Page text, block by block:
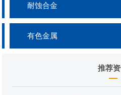
耐蚀合金
有色金属
推荐